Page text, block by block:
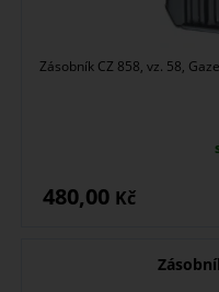
Zásobník CZ 858, vz. 58,
480,00 Kč